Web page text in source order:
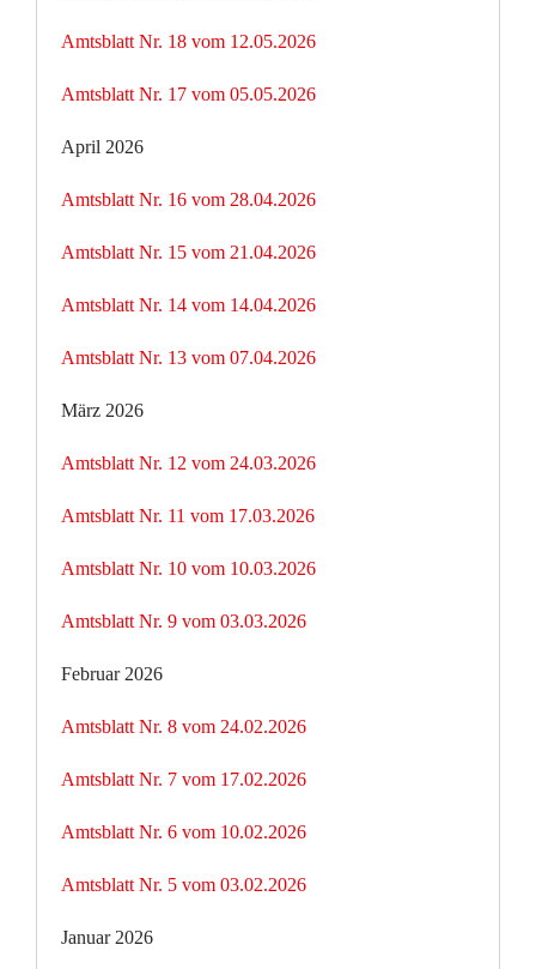
Amtsblatt Nr. 18 vom 12.05.2026
Amtsblatt Nr. 17 vom 05.05.2026
April 2026
Amtsblatt Nr. 16 vom 28.04.2026
Amtsblatt Nr. 15 vom 21.04.2026
Amtsblatt Nr. 14 vom 14.04.2026
Amtsblatt Nr. 13 vom 07.04.2026
März 2026
Amtsblatt Nr. 12 vom 24.03.2026
Amtsblatt Nr. 11 vom 17.03.2026
Amtsblatt Nr. 10 vom 10.03.2026
Amtsblatt Nr. 9 vom 03.03.2026
Februar 2026
Amtsblatt Nr. 8 vom 24.02.2026
Amtsblatt Nr. 7 vom 17.02.2026
Amtsblatt Nr. 6 vom 10.02.2026
Amtsblatt Nr. 5 vom 03.02.2026
Januar 2026